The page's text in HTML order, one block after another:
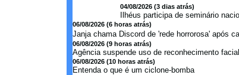
04/08/2026 (3 dias atrás)
Ilhéus participa de seminário
06/08/2026 (6 horas atrás)
Janja chama Discord de 'rede horrorosa' após
06/08/2026 (9 horas atrás)
Agência suspende uso de reconhecimento
06/08/2026 (10 horas atrás)
Entenda o que é um ciclone-bomba